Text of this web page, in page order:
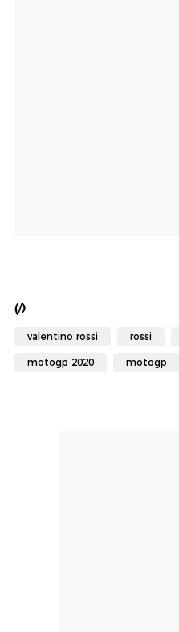
(/)
valentino rossi rossi
motogp 2020 motogp